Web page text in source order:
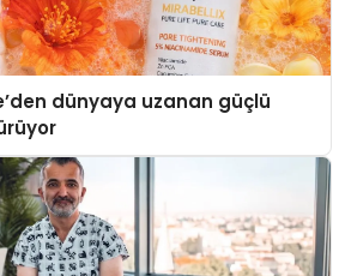
dünyaya uzanan güçlü